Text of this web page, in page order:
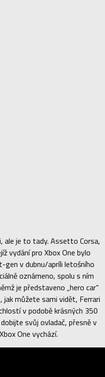
ale je to tady. Assetto Corsa,
vydání pro Xbox One bylo
gen v dubnu/apríli letošního
oznámeno, spolu s ním
je představeno „hero car“
jak můžete sami vidět, Ferrari
v podobě krásných 350
svůj ovladač, přesně v
One vychází.